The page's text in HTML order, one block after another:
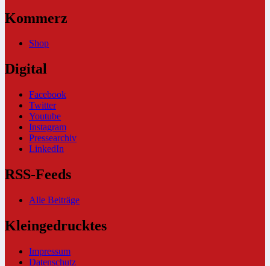
Kommerz
Shop
Digital
Facebook
Twitter
Youtube
Instagram
Pressearchiv
LinkedIn
RSS-Feeds
Alle Beiträge
Kleingedrucktes
Impressum
Datenschutz